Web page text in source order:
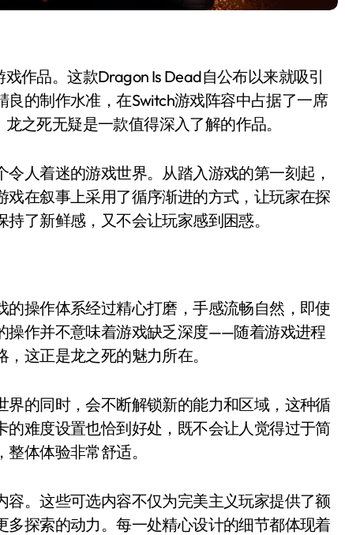
作品。这款Dragon Is Dead自公布以来就吸引
的制作水准，在Switch游戏阵容中占据了一席
之死无疑是一款值得深入了解的作品。
人着迷的游戏世界。从踏入游戏的第一刻起，
在叙事上采用了循序渐进的方式，让玩家在探
了新鲜感，又不会让玩家感到困惑。
操作体系经过精心打磨，手感流畅自然，即使
操作并不意味着游戏缺乏深度——随着游戏进程
这正是龙之死的魅力所在。
的同时，会不断解锁新的能力和区域，这种循
难度设置也恰到好处，既不会让人觉得过于简
体体验非常舒适。
。这些可选内容不仅为完美主义玩家提供了额
探索的动力。每一处精心设计的细节都体现着